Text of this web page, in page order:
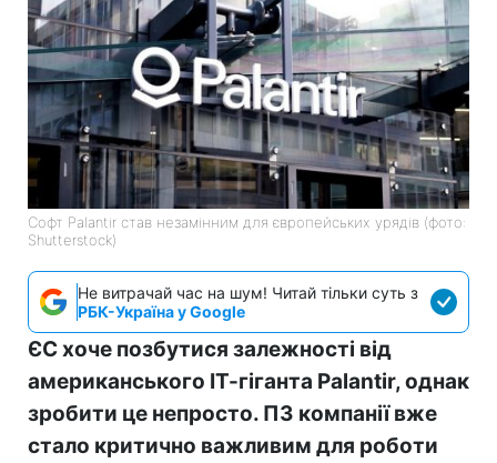
Софт Palantir став незамінним для європейських урядів (фото:
Shutterstock)
Не витрачай час на шум! Читай тільки суть з
РБК-Україна у Google
ЄС хоче позбутися залежності від
американського ІТ-гіганта Palantir, однак
зробити це непросто. ПЗ компанії вже
стало критично важливим для роботи